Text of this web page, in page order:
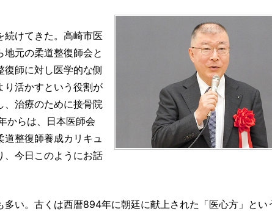
続けてきた。高崎市医
元の柔道整復師会と
師に対し医学的な側
り活かすという役割が
、治療のために接骨院
からは、日本医師会
整復師養成カリキュ
、今日このようにお話
い。古くは西暦894年に朝廷に献上された「医心方」とい